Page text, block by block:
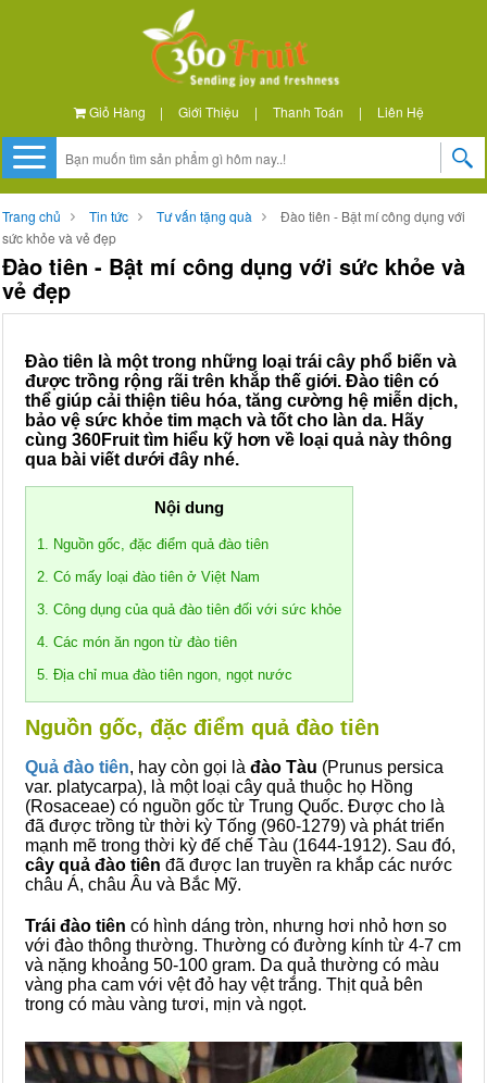
Giỏ Hàng | Giới Thiệu | Thanh Toán | Liên Hệ
Trang chủ Tin tức Tư vấn tặng quà
Đào tiên - Bật mí công dụng với
sức khỏe và vẻ đẹp
Đào tiên - Bật mí công dụng với sức khỏe và
vẻ đẹp
Đào tiên là một trong những loại trái cây phổ biến và
được trồng rộng rãi trên khắp thế giới. Đào tiên có
thể giúp cải thiện tiêu hóa, tăng cường hệ miễn dịch,
bảo vệ sức khỏe tim mạch và tốt cho làn da. Hãy
cùng 360Fruit tìm hiểu kỹ hơn về loại quả này thông
qua bài viết dưới đây nhé.
Nội dung
1. Nguồn gốc, đặc điểm quả đào tiên
2. Có mấy loại đào tiên ở Việt Nam
3. Công dụng của quả đào tiên đối với sức khỏe
4. Các món ăn ngon từ đào tiên
5. Địa chỉ mua đào tiên ngon, ngọt nước
Nguồn gốc, đặc điểm quả đào tiên
Quả đào tiên, hay còn gọi là đào Tàu (Prunus persica
var. platycarpa), là một loại cây quả thuộc họ Hồng
(Rosaceae) có nguồn gốc từ Trung Quốc. Được cho là
đã được trồng từ thời kỳ Tống (960-1279) và phát triển
mạnh mẽ trong thời kỳ đế chế Tàu (1644-1912). Sau đó,
cây quả đào tiên đã được lan truyền ra khắp các nước
châu Á, châu Âu và Bắc Mỹ.
Trái đào tiên có hình dáng tròn, nhưng hơi nhỏ hơn so
với đào thông thường. Thường có đường kính từ 4-7 cm
và nặng khoảng 50-100 gram. Da quả thường có màu
vàng pha cam với vệt đỏ hay vệt trắng. Thịt quả bên
trong có màu vàng tươi, mịn và ngọt.